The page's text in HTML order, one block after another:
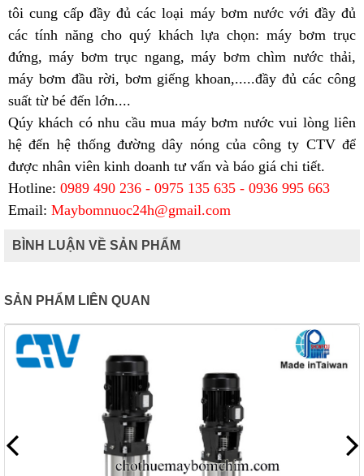
tôi cung cấp đầy đủ các loại máy bơm nước với đầy đủ
các tính năng cho quý khách lựa chọn: máy bơm trục
đứng, máy bơm trục ngang, máy bơm chìm nước thải,
máy bơm đầu rời, bơm giếng khoan,.....đầy đủ các công
suất từ bé đến lớn....
Qúy khách có nhu cầu mua máy bơm nước vui lòng liên
hệ đến hệ thống đường dây nóng của công ty CTV để
được nhân viên kinh doanh tư vấn và báo giá chi tiết.
Hotline: 0989 490 236 - 0975 135 635 - 0936 995 663
Email: Maybomnuoc24h@gmail.com
BÌNH LUẬN VỀ SẢN PHẨM
SẢN PHẨM LIÊN QUAN